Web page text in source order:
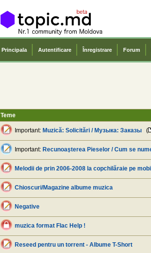
Principala Autentificare Înregistrare Forum
Teme
Important: Muzică: Solicitări / Музыка: Заказы (
Important: Recunoaşterea Pieselor / Cum se
Melodii de prin 2006-2008 la copchilăraie pe
Chioscuri/Magazine albume muzica
Negative
muzica format Flac Help !
Reseed pentru un torrent - Albume T-Short